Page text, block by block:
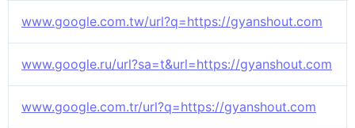
www.google.com.tw/url?q=https://gyanshout.com
www.google.ru/url?sa=t&url=https://gyanshout.com
www.google.com.tr/url?q=https://gyanshout.com